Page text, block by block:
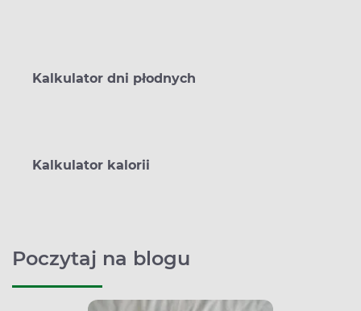
Kalkulator dni płodnych
Kalkulator kalorii
Poczytaj na blogu